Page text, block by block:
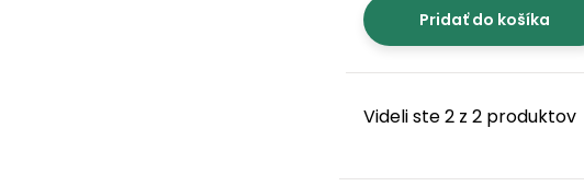
Pridať do košíka
Videli ste 2 z 2 produktov